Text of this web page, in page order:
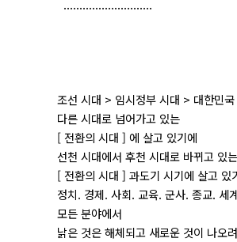
............................
조선 시대 > 임시정부 시대 > 대한민
다른 시대로 넘어가고 있는
[ 전환의 시대 ] 에 살고 있기에
선천 시대에서 후천 시대로 바뀌고 있는
[ 전환의 시대 ] 과도기 시기에 살고 있
정치. 경제. 사회. 교육. 군사. 종교. 세
모든 분야에서
낡은 것은 해체되고 새로운 것이 나오